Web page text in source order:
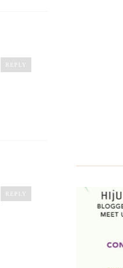
REPLY
REPLY